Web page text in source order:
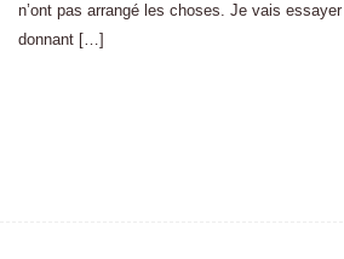
n’ont pas arrangé les choses. Je vais
donnant […]